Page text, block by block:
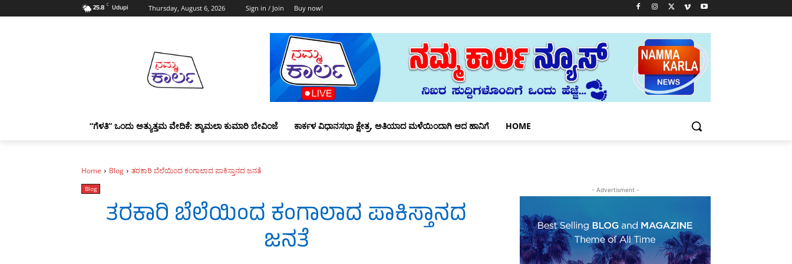
25.8 C Udupi Thursday, August 6, 2026 Sign in / Join Buy now!
“ಗೆಳತಿ” ಒಂದು ಅತ್ಯುತ್ತಮ ವೇದಿಕೆ: ಶ್ಯಾಮಲಾ ಕುಮಾರಿ ಬೇವಿಂಜೆ ಕಾರ್ಕಳ ವಿಧಾನಸಭಾ ಕ್ಷೇತ್ರ, ಅತಿಯಾದ ಮಳೆಯಿಂದಾಗಿ ಆದ ಹಾನಿಗೆ HOME
Home Blog ತರಕಾರಿ ಬೆಲೆಯಿಂದ ಕಂಗಾಲಾದ ಪಾಕಿಸ್ತಾನದ ಜನತೆ
Blog
ತರಕಾರಿ ಬೆಲೆಯಿಂದ ಕಂಗಾಲಾದ ಪಾಕಿಸ್ತಾನದ
ಜನತೆ
- Advertisment -